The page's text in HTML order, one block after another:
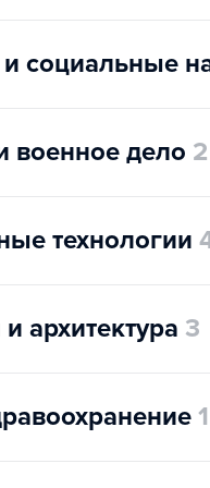
социальные
военное дело 2
технологии
архитектура 3
1